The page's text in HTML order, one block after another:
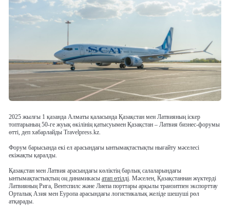
2025 жылғы 1 қазанда Алматы қаласында Қазақстан мен Латвияның іскер
топтарының 50-ге жуық өкілінің қатысуымен Қазақстан – Латвия бизнес-форумы
өтті, деп хабарлайды Travelpress.kz.
Форум барысында екі ел арасындағы ынтымақтастықты нығайту мәселесі
екіжақты қаралды.
Қазақстан мен Латвия арасындағы көліктің барлық салаларындағы
ынтымақтастықтың оң динамикасы атап өтілді . Мәселен, Қазақстаннан жүктерді
Латвияның Рига, Вентспилс және Лиепа порттары арқылы транзитпен экспорттау
Орталық Азия мен Еуропа арасындағы логистикалық желіде шешуші рөл
атқарады.